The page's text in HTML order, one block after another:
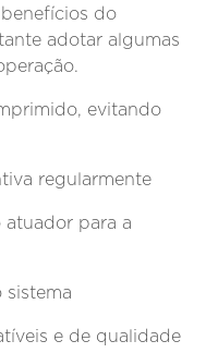
do
adotar algumas
evitando
regularmente
atuador para a
sistema
e de qualidade